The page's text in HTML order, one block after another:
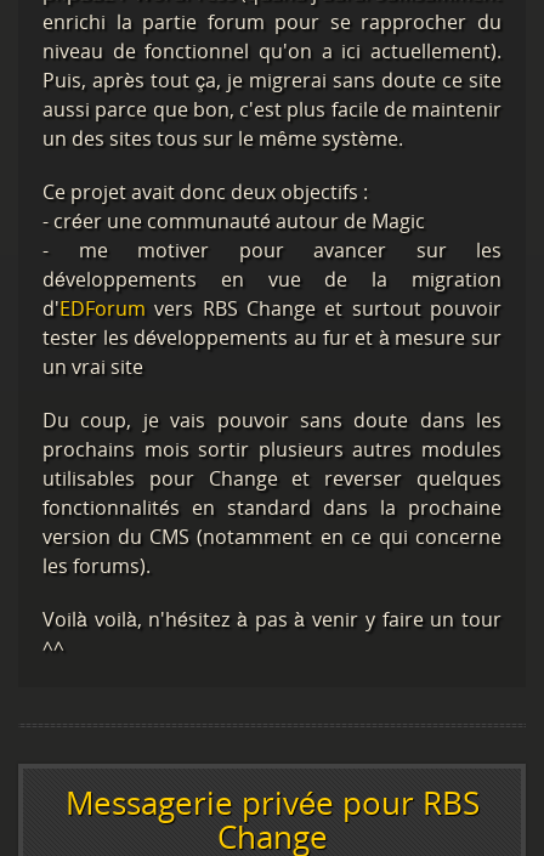
enrichi la partie forum pour se rapprocher du
niveau de fonctionnel qu'on a ici actuellement).
Puis, après tout ça, je migrerai sans doute ce site
aussi parce que bon, c'est plus facile de maintenir
un des sites tous sur le même système.
Ce projet avait donc deux objectifs :
- créer une communauté autour de Magic
- me motiver pour avancer sur les
développements en vue de la migration
d'EDForum vers RBS Change et surtout pouvoir
tester les développements au fur et à mesure sur
un vrai site
Du coup, je vais pouvoir sans doute dans les
prochains mois sortir plusieurs autres modules
utilisables pour Change et reverser quelques
fonctionnalités en standard dans la prochaine
version du CMS (notamment en ce qui concerne
les forums).
Voilà voilà, n'hésitez à pas à venir y faire un tour
^^
Messagerie privée pour RBS
Change